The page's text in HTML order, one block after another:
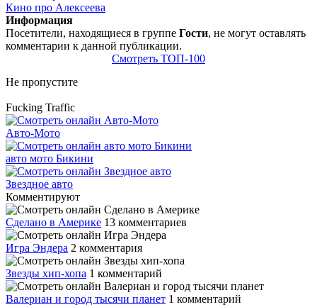
Кино про Алексеева
Информация
Посетители, находящиеся в группе Гости, не могут оставлять
комментарии к данной публикации.
Смотреть ТОП-100
Не пропустите
Fucking Traffic
Авто-Мото
авто мото Бикини
Звездное авто
Комментируют
Сделано в Америке 13 комментариев
Игра Эндера 2 комментария
Звезды хип-хопа 1 комментарий
Валериан и город тысячи планет 1 комментарий